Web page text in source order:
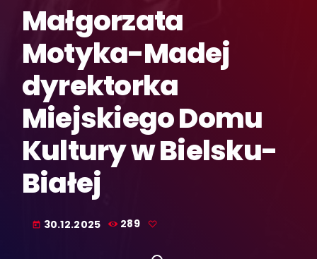
Małgorzata
Motyka-Madej
dyrektorka
Miejskiego Domu
Kultury w Bielsku-
Białej
today 30.12.2025 289